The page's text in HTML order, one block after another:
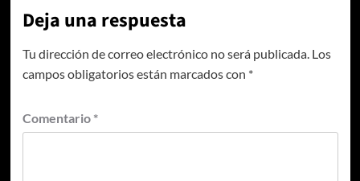
Deja una respuesta
Tu dirección de correo electrónico no será publicada. Los
campos obligatorios están marcados con *
Comentario *